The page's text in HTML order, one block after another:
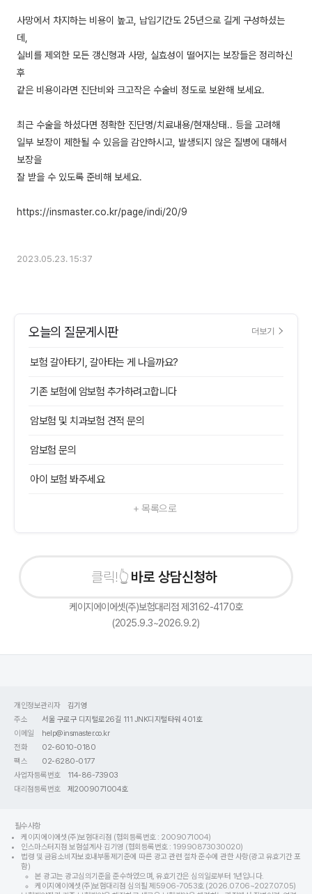
사망에서 차지하는 비용이 높고, 납입기간도 25년으로 길게 구성하셨는
데,
실비를 제외한 모든 갱신형과 사망, 실효성이 떨어지는 보장들은 정리하신
후
같은 비용이라면 진단비와 크고작은 수술비 정도로 보완해 보세요.
최근 수술을 하셨다면 정확한 진단명/치료내용/현재상태.. 등을 고려해
일부 보장이 제한될 수 있음을 감안하시고, 발생되지 않은 질병에 대해서
보장을
잘 받을 수 있도록 준비해 보세요.
https://insmaster.co.kr/page/indi/20/9
2023.05.23. 15:37
오늘의 질문게시판 더보기
보험 갈아타기, 갈아타는 게 나을까요?
기존 보험에 암보험 추가하려고합니다
암보험 및 치과보험 견적 문의
암보험 문의
아이 보험 봐주세요
+ 목록으로
바로 상담신청하기
케이지에이에셋(주)보험대리점 제3162-4170호
(2025.9.3~2026.9.2)
개인정보관리자
김기영
주소
서울 구로구 디지털로26길 111 JNK디지털타워 401호
이메일
help@insmaster.co.kr
전화
02-6010-0180
팩스
02-6280-0177
사업자등록번호
114-86-73903
대리점등록번호
제2009071004호
필수사항
케이지에이에셋(주)보험대리점 (협회등록번호 : 2009071004)
인스마스터지점 보험설계사 김기영 (협회등록번호 : 19990873030020)
법령 및 금융소비자보호내부통제기준에 따른 광고 관련 절차 준수에 관한 사항(광고 유효기간 포
함)
본 광고는 광고심의기준을 준수하였으며, 유효기간은 심의일로부터 1년입니다.
케이지에이에셋(주)보험대리점 심의필 제5906-7053호 (2026.07.06~2027.07.05)